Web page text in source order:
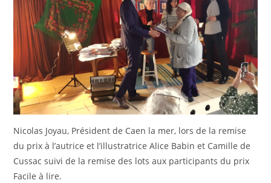
Nicolas Joyau, Président de Caen la mer, lors de la remise
du prix à l’autrice et l’illustratrice Alice Babin et Camille de
Cussac suivi de la remise des lots aux participants du prix
Facile à lire.